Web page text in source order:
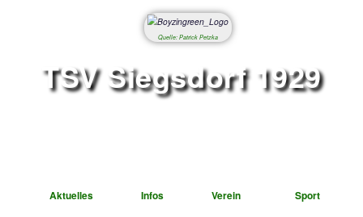
Quelle: Patrick Petzka
TSV Siegsdorf